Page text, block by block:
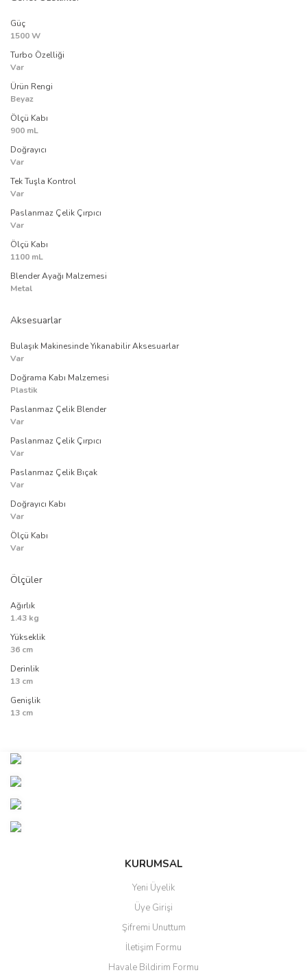
Güç
1500 W
Turbo Özelliği
Var
Ürün Rengi
Beyaz
Ölçü Kabı
900 mL
Doğrayıcı
Var
Tek Tuşla Kontrol
Var
Paslanmaz Çelik Çırpıcı
Var
Ölçü Kabı
1100 mL
Blender Ayağı Malzemesi
Metal
Aksesuarlar
Bulaşık Makinesinde Yıkanabilir Aksesuarlar
Var
Doğrama Kabı Malzemesi
Plastik
Paslanmaz Çelik Blender
Var
Paslanmaz Çelik Çırpıcı
Var
Paslanmaz Çelik Bıçak
Var
Doğrayıcı Kabı
Var
Ölçü Kabı
Var
Ölçüler
Ağırlık
1.43 kg
Yükseklik
36 cm
Derinlik
13 cm
Genişlik
13 cm
tarafımıza iletebilirsiniz.
Görüş ve önerileriniz için teşekkür ederiz.
Ürün fiyatı diğer sitelerden daha pahalı.
Bu ürüne benzer farklı alternatifler olmalı.
KURUMSAL
Yeni Üyelik
Üye Girişi
Şifremi Unuttum
İletişim Formu
Havale Bildirim Formu